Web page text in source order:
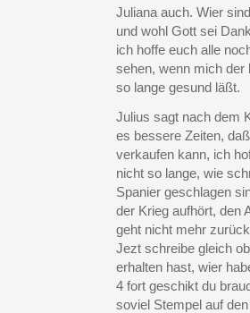
Juliana auch. Wier
und wohl Gott sei
ich hoffe euch alle
sehen, wenn mich der
so lange gesund läßt.
Julius sagt nach dem
es bessere Zeiten,
verkaufen kann, ich
nicht so lange, wie
Spanier geschlagen
der Krieg aufhört, den
geht nicht mehr
Jezt schreibe gleich
erhalten hast, wier
4 fort geschikt du
soviel Stempel auf